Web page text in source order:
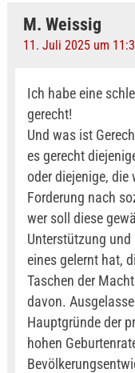
M. Weissig
11. Juli 2025 um
Ich habe eine
gerecht!
Und was ist
es gerecht
oder diejenige, die
Forderung nach
wer soll diese
Unterstützung
eines gelernt hat,
Taschen der
davon.
Hauptgründe der
hohen